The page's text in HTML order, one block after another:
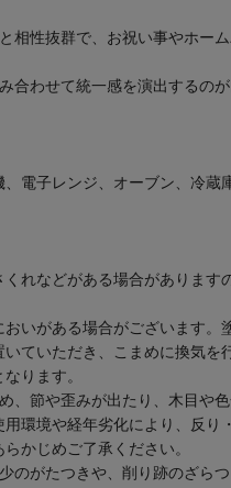
相性抜群で、お祝い事やホー
合わせて統一感を演出するのが
電子レンジ、オーブン、冷蔵
れなどがある場合があります
いがある場合がございます。
いていただき、こまめに換気を
ります。
、節や歪みが出たり、木目や
環境や経年劣化により、反り
かじめご了承ください。
のがたつきや、削り跡のざら